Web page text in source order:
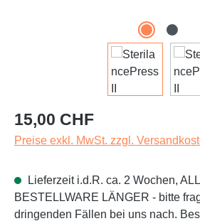
Regulärer Preis:
15,00 CHF
Preise exkl. MwSt. zzgl.
Lieferzeit i.d.R. ca. 2 Wochen,
BESTELLWARE LÄNGER - bitte
dringenden Fällen bei uns nach.